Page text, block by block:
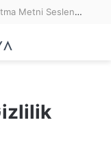
Kişisel Verileri Koruma Kanunu Aydınlatma Metni Seslendirme (KVKK Anonsu)